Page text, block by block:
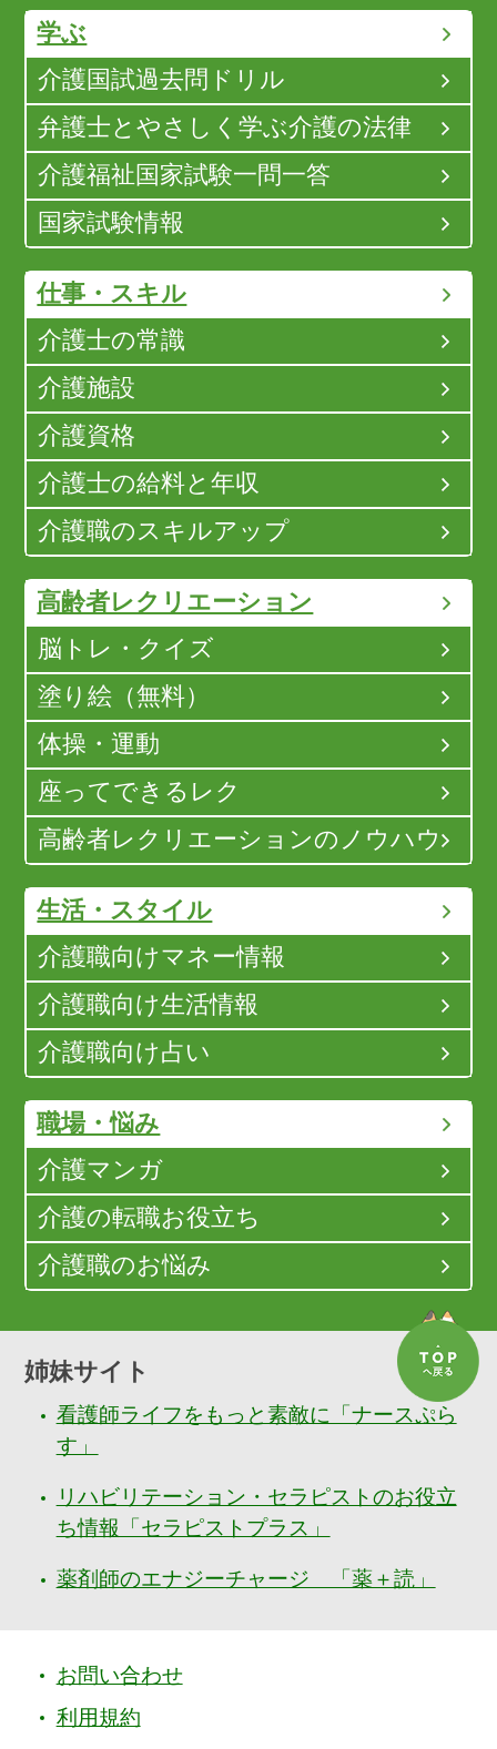
学ぶ
介護国試過去問ドリル
弁護士とやさしく学ぶ介護の法律
介護福祉国家試験一問一答
国家試験情報
仕事・スキル
介護士の常識
介護施設
介護資格
介護士の給料と年収
介護職のスキルアップ
高齢者レクリエーション
脳トレ・クイズ
塗り絵（無料）
体操・運動
座ってできるレク
高齢者レクリエーションのノウハウ
生活・スタイル
介護職向けマネー情報
介護職向け生活情報
介護職向け占い
職場・悩み
介護マンガ
介護の転職お役立ち
介護職のお悩み
姉妹サイト
看護師ライフをもっと素敵に「ナースぷら
す」
リハビリテーション・セラピストのお役立
ち情報「セラピストプラス」
薬剤師のエナジーチャージ 「薬＋読」
お問い合わせ
利用規約